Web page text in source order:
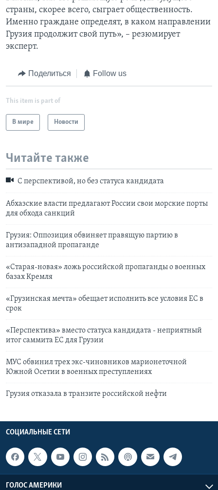
страны, скорее всего, сыграет общественность.
Именно граждане определят, в каком направлении
Грузия продолжит свой путь», – резюмирует
эксперт.
Поделиться Follow us
This item is part of
В мире Новости
Читайте также
С перспективой, но без статуса кандидата
Абхазские власти предлагают России свои морские порты
для обхода санкций
Грузия: Оппозиция обвиняет правящую партию в
антизападной пропаганде
«Старая-новая» ложь российской пропаганды о военных
базах Кремля
«Грузинская мечта» обещает исполнить все условия ЕС в
срок
«Перспектива» вместо статуса кандидата - неприятный
итог саммита ЕС для Грузии
МУС обвинил трех экс-чиновников марионеточной
Южной Осетии в военных преступлениях
Грузия отказала в транзите российской нефти
СОЦИАЛЬНЫЕ СЕТИ
ГОЛОС АМЕРИКИ